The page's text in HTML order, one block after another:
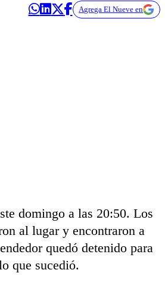
Agrega El Nueve en
domingo a las 20:50. Los
al lugar y encontraron a
quedó detenido para
que sucedió.